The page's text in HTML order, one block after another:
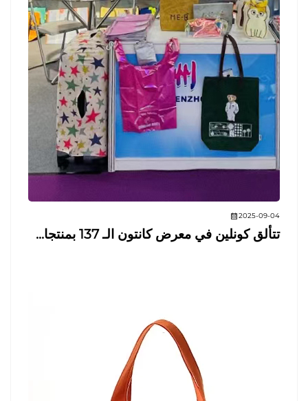
2025-09-04
تتألق كونلين في معرض كانتون الـ 137 بمنتجا...